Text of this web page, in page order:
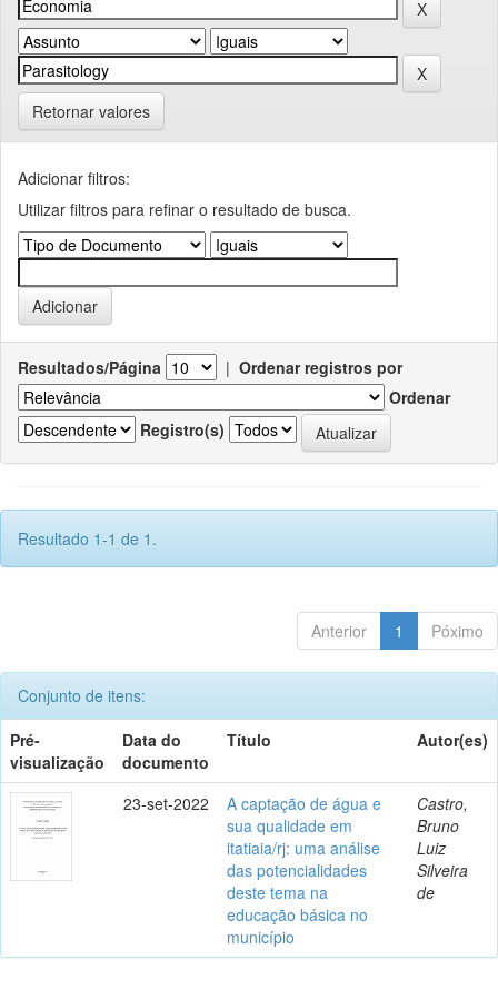
Retornar valores
Adicionar filtros:
Utilizar filtros para refinar o resultado de busca.
Resultados/Página | Ordenar registros por
Ordenar
Registro(s)
Resultado 1-1 de 1.
Anterior 1 Póximo
Conjunto de itens:
Pré-
visualização
Data do
documento
Título Autor(es)
23-set-2022
A captação de água e
sua qualidade em
itatiaia/rj: uma análise
das potencialidades
deste tema na
educação básica no
município
Castro,
Bruno
Luiz
Silveira
de